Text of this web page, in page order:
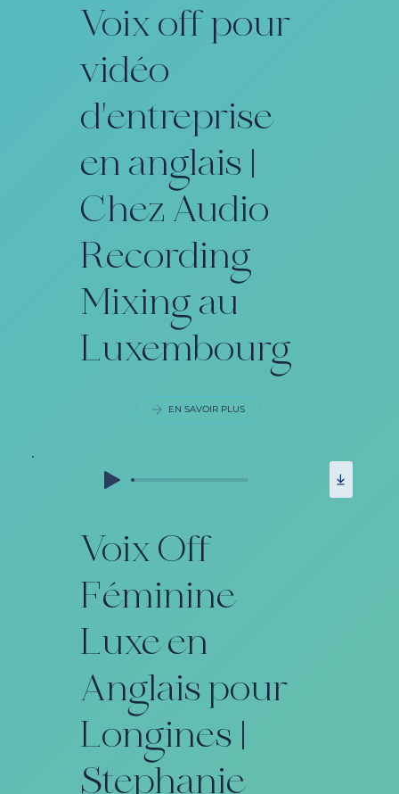
Voix off pour
vidéo
d'entreprise
en anglais |
Chez Audio
Recording
Mixing au
Luxembourg
EN SAVOIR PLUS
Voix Off
Féminine
Luxe en
Anglais pour
Longines |